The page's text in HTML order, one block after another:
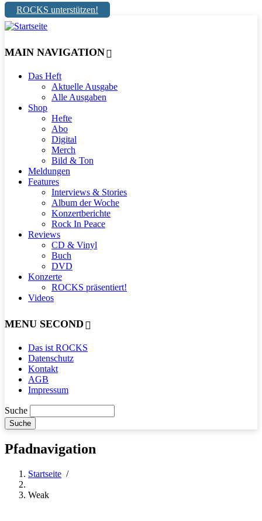
ROCKS unterstützen!
MAIN NAVIGATION
Das Heft
Aktuelle Ausgabe
Alle Ausgaben
Shop
Hefte
Abo
Digital
Merch
Bild & Ton
Meldungen
Features
Interviews & Stories
Album der Woche
Konzertberichte
Rock In Peace
Reviews
CD & Vinyl
Buch
DVD
Konzerte
ROCKS präsentiert!
Videos
MENU SECOND
Das ist ROCKS
Datenschutz
Kontakt
AGB
Impressum
Suche
Pfadnavigation
Startseite /
Weak